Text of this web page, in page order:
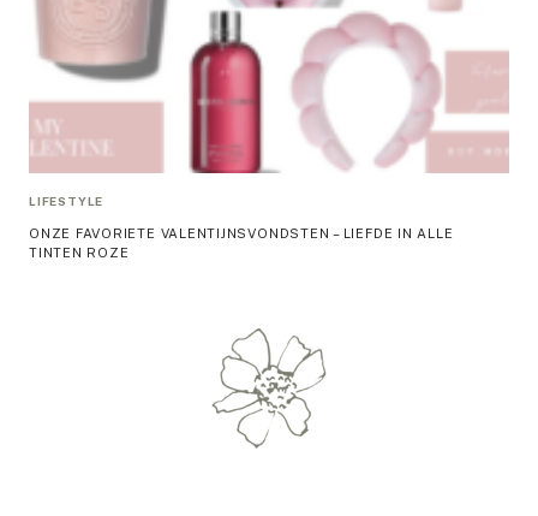
LIFESTYLE
ONZE FAVORIETE VALENTIJNSVONDSTEN – LIEFDE IN ALLE
TINTEN ROZE